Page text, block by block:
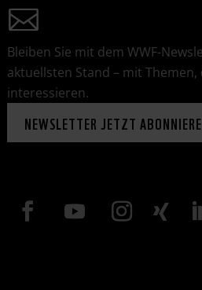
Bleiben Sie mit dem WWF-
aktuellsten Stand – mit Themen,
interessieren.
NEWSLETTER JETZT